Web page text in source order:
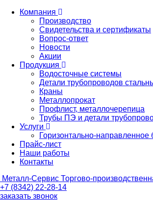
Компания
Производство
Свидетельства и сертификаты
Вопрос-ответ
Новости
Акции
Продукция
Водосточные системы
Детали трубопроводов
Краны
Металлопрокат
Профлист, металлочерепица
Трубы ПЭ и детали
Услуги
Горизонтально-
Прайс-лист
Наши работы
Контакты
Металл-Сервис Торгово-
+7 (8342) 22-28-14
заказать звонок